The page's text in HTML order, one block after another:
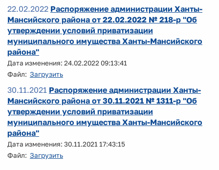
22.02.2022 Распоряжение администрации Ханты-
Мансийского района от 22.02.2022 № 218-р "Об
утверждении условий приватизации
муниципального имущества Ханты-Мансийского
района"
Дата изменения: 24.02.2022 09:13:41
Файл: Загрузить
30.11.2021 Распоряжение администрации Ханты-
Мансийского района от 30.11.2021 № 1311-р "Об
утверждении условий приватизации
муниципального имущества Ханты-Мансийского
района"
Дата изменения: 30.11.2021 17:43:15
Файл: Загрузить